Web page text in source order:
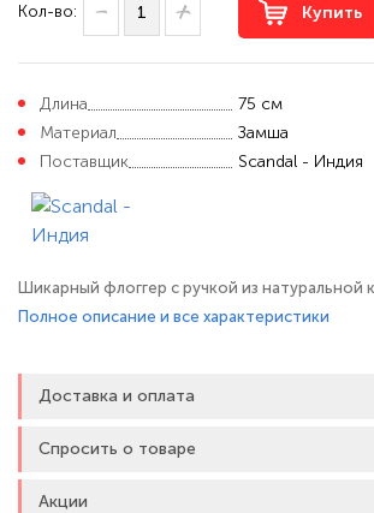
Кол-во: Купить
Длина
75 см
Материал
Замша
Поставщик
Scandal - Индия
Шикарный флоггер с ручкой из натуральной
качества и хвостом из мягкой натуральной
запястье. Флоггер подходит для БДСМ
наказаний, и для болевого воздействия.
см.
Полное описание и все характеристики
Доставка и оплата
Спросить о товаре
Акции